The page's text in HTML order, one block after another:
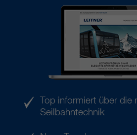
Top informiert über die
Seilbahntechnik